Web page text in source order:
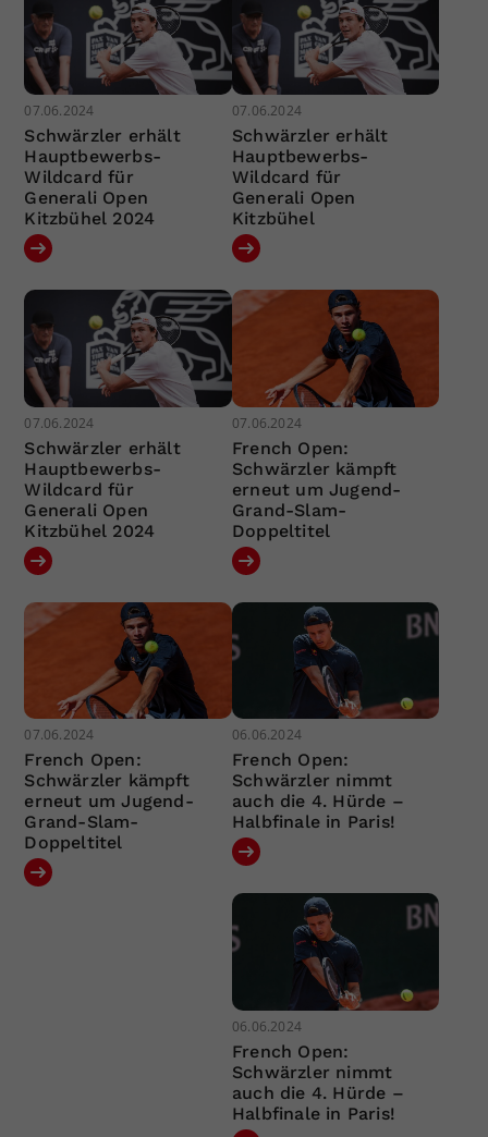
07.06.2024
Schwärzler erhält
Hauptbewerbs-
Wildcard für
Generali Open
Kitzbühel 2024
07.06.2024
Schwärzler erhält
Hauptbewerbs-
Wildcard für
Generali Open
Kitzbühel
07.06.2024
Schwärzler erhält
Hauptbewerbs-
Wildcard für
Generali Open
Kitzbühel 2024
07.06.2024
French Open:
Schwärzler kämpft
erneut um Jugend-
Grand-Slam-
Doppeltitel
07.06.2024
French Open:
Schwärzler kämpft
erneut um Jugend-
Grand-Slam-
Doppeltitel
06.06.2024
French Open:
Schwärzler nimmt
auch die 4. Hürde –
Halbfinale in Paris!
06.06.2024
French Open:
Schwärzler nimmt
auch die 4. Hürde –
Halbfinale in Paris!